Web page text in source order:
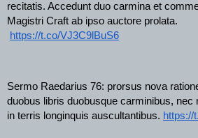
recitatis. Accedunt duo carmina et
Magistri Craft ab ipso auctore prolata.
https://t.co/VJ3C9lBuS6
Sermo Raedarius 76: prorsus nova
duobus libris duobusque carminibus, nec
in terris longinquis auscultantibus. https://